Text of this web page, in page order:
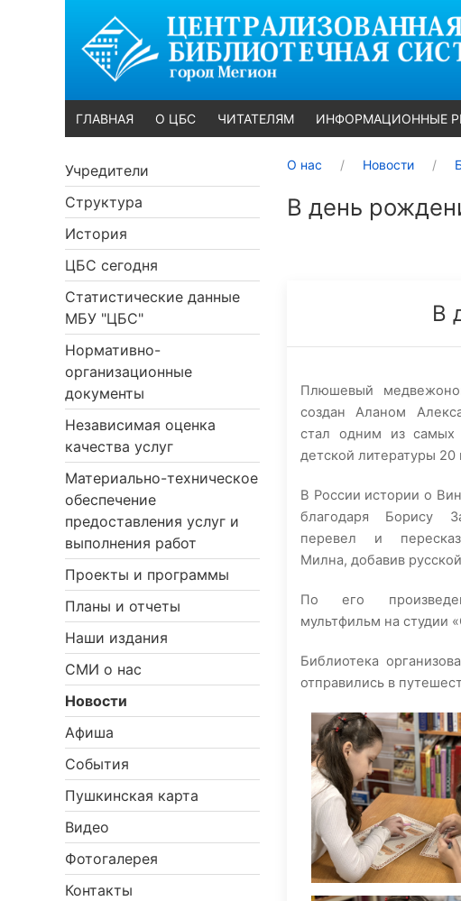
ГЛАВНАЯ О ЦБС ЧИТАТЕЛЯМ ИНФОРМАЦИОННЫЕ
Учредители
Структура
История
ЦБС сегодня
Статистические данные
МБУ "ЦБС"
Нормативно-
организационные
документы
Независимая оценка
качества услуг
Материально-техническое
обеспечение
предоставления услуг и
выполнения работ
Проекты и программы
Планы и отчеты
Наши издания
СМИ о нас
Новости
Афиша
События
Пушкинская карта
Видео
Фотогалерея
Контакты
О нас Новости
В день
В
Плюшевый
создан Аланом
стал одним из самых
детской литературы 20
В России истории о
благодаря Борису
перевел и
Милна, добавив
По его
мультфильм на студии
Библиотека
отправились в